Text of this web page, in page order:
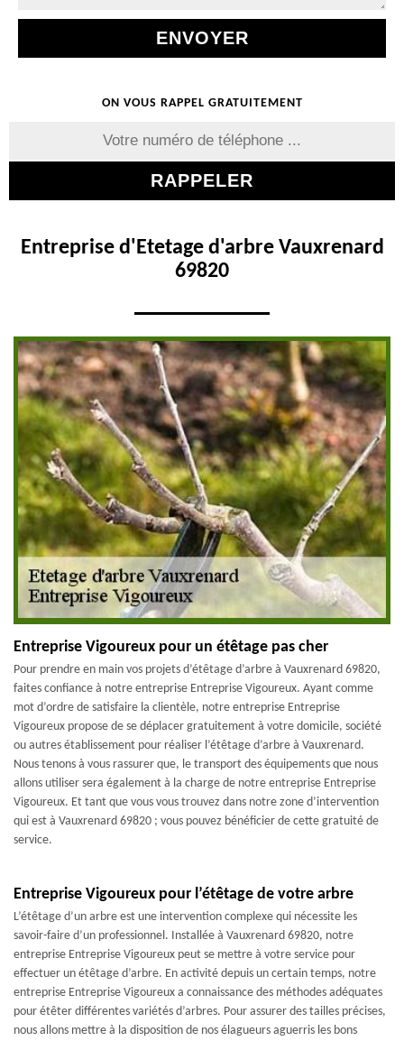
ON VOUS RAPPEL GRATUITEMENT
Entreprise d'Etetage d'arbre Vauxrenard
69820
Entreprise Vigoureux pour un étêtage pas cher
Pour prendre en main vos projets d’étêtage d’arbre à Vauxrenard 69820,
faites confiance à notre entreprise Entreprise Vigoureux. Ayant comme
mot d’ordre de satisfaire la clientèle, notre entreprise Entreprise
Vigoureux propose de se déplacer gratuitement à votre domicile, société
ou autres établissement pour réaliser l’étêtage d’arbre à Vauxrenard.
Nous tenons à vous rassurer que, le transport des équipements que nous
allons utiliser sera également à la charge de notre entreprise Entreprise
Vigoureux. Et tant que vous vous trouvez dans notre zone d’intervention
qui est à Vauxrenard 69820 ; vous pouvez bénéficier de cette gratuité de
service.
Entreprise Vigoureux pour l’étêtage de votre arbre
L’étêtage d’un arbre est une intervention complexe qui nécessite les
savoir-faire d’un professionnel. Installée à Vauxrenard 69820, notre
entreprise Entreprise Vigoureux peut se mettre à votre service pour
effectuer un étêtage d’arbre. En activité depuis un certain temps, notre
entreprise Entreprise Vigoureux a connaissance des méthodes adéquates
pour étêter différentes variétés d’arbres. Pour assurer des tailles précises,
nous allons mettre à la disposition de nos élagueurs aguerris les bons